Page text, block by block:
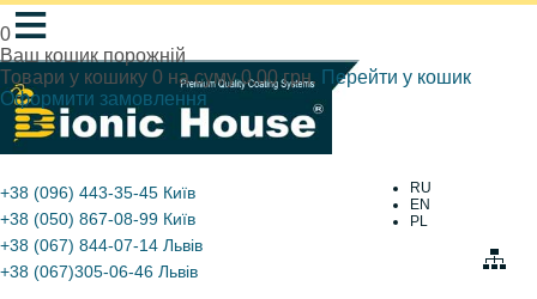
0
Ваш кошик порожній
Товари у кошику 0 на суму0.00 грн. Перейти у кошик
Оформити замовлення
≡
RU
EN
PL
+38 (096) 443-35-45 Київ
+38 (050) 867-08-99 Київ
+38 (067) 844-07-14 Львів
+38 (067)305-06-46 Львів